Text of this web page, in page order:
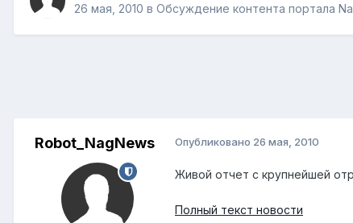
26 мая, 2010 в Обсуждение контента портала
Robot_NagNews Опубликовано 26 мая, 2010
Живой отчет с крупнейшей
Полный текст новости